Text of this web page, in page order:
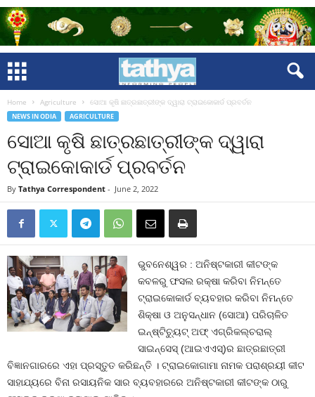
Home Agriculture ସୋଆ କୃଷି ଛାତ୍ରଛାତ୍ରୀଙ୍କ ଦ୍ୱାରା ଟ୍ରାଇକୋକାର୍ଡ ପ୍ରବର୍ତନ
NEWS IN ODIA AGRICULTURE
ସୋଆ କୃଷି ଛାତ୍ରଛାତ୍ରୀଙ୍କ ଦ୍ୱାରା
ଟ୍ରାଇକୋକାର୍ଡ ପ୍ରବର୍ତନ
By Tathya Correspondent - June 2, 2022
ଭୁବନେଶ୍ୱର : ଅନିଷ୍ଟକାରୀ କୀଟଙ୍କ
କବଳରୁ ଫସଲ ରକ୍ଷା କରିବା ନିମନ୍ତେ
ଟ୍ରାଇକୋକାର୍ଡ ବ୍ୟବହାର କରିବା ନିମନ୍ତେ
ଶିକ୍ଷା ଓ ଅନୁସନ୍ଧାନ (ସୋଆ) ପରିଚାଳିତ
ଇନ୍‌ଷ୍ଟିଚ୍ୟୁଟ୍ ଅଫ୍ ଏଗ୍ରିକଲ୍‌ଚରାଲ୍
ସାଇନ୍‌ସେସ୍ (ଆଇଏଏସ୍‌)ର ଛାତ୍ରଛାତ୍ରୀ
ବିଜ୍ଞାନଗାରରେ ଏହା ପ୍ରସ୍ତୁତ କରିଛନ୍ତି । ଟ୍ରାଇକୋଗାମା ନାମକ ପରାଶ୍ରୟୀ କୀଟ
ସାହାଯ୍ୟରେ ବିନା ରସାୟନିକ ସାର ବ୍ୟବହାରରେ ଅନିଷ୍ଟକାରୀ କୀଟଙ୍କ ଠାରୁ